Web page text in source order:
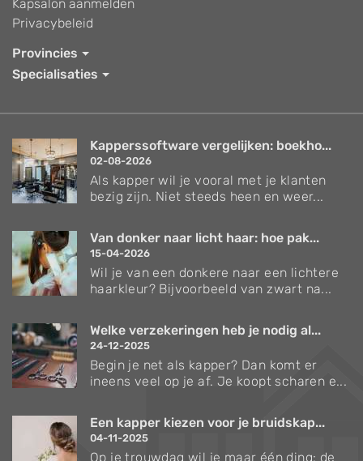
Kapsalon aanmelden
Privacybeleid
Provincies
Specialisaties
Kapperssoftware vergelijken: boekho...
02-08-2026
Als kapper wil je vooral met je klanten
bezig zijn. Niet steeds heen en weer...
Van donker naar licht haar: hoe pak...
15-04-2026
Wil je van een donkere naar een lichtere
haarkleur? Bijvoorbeeld van zwart na...
Welke verzekeringen heb je nodig al...
24-12-2025
Begin je net als kapper? Dan komt er
ineens veel op je af. Je koopt scharen e...
Een kapper kiezen voor je bruidskap...
04-11-2025
Op je trouwdag wil je maar één ding: de